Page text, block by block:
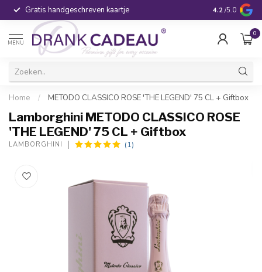
Gratis handgeschreven kaartje Voor 16:00
4.2 /5.0
MENU
0
Home / METODO CLASSICO ROSE 'THE LEGEND' 75 CL + Giftbox
Lamborghini METODO CLASSICO ROSE
'THE LEGEND' 75 CL + Giftbox
LAMBORGHINI (1)